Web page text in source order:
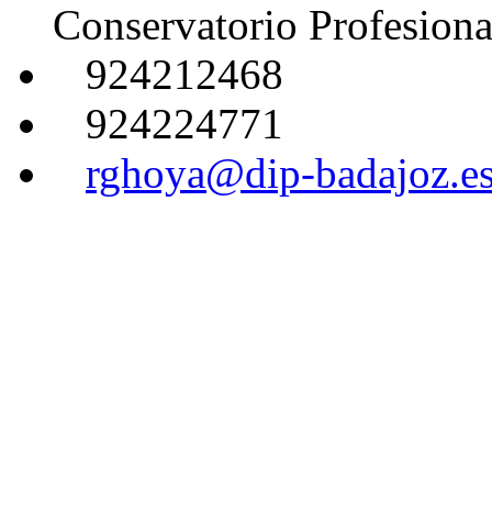
Conservatorio
924212468
924224771
rghoya@dip-